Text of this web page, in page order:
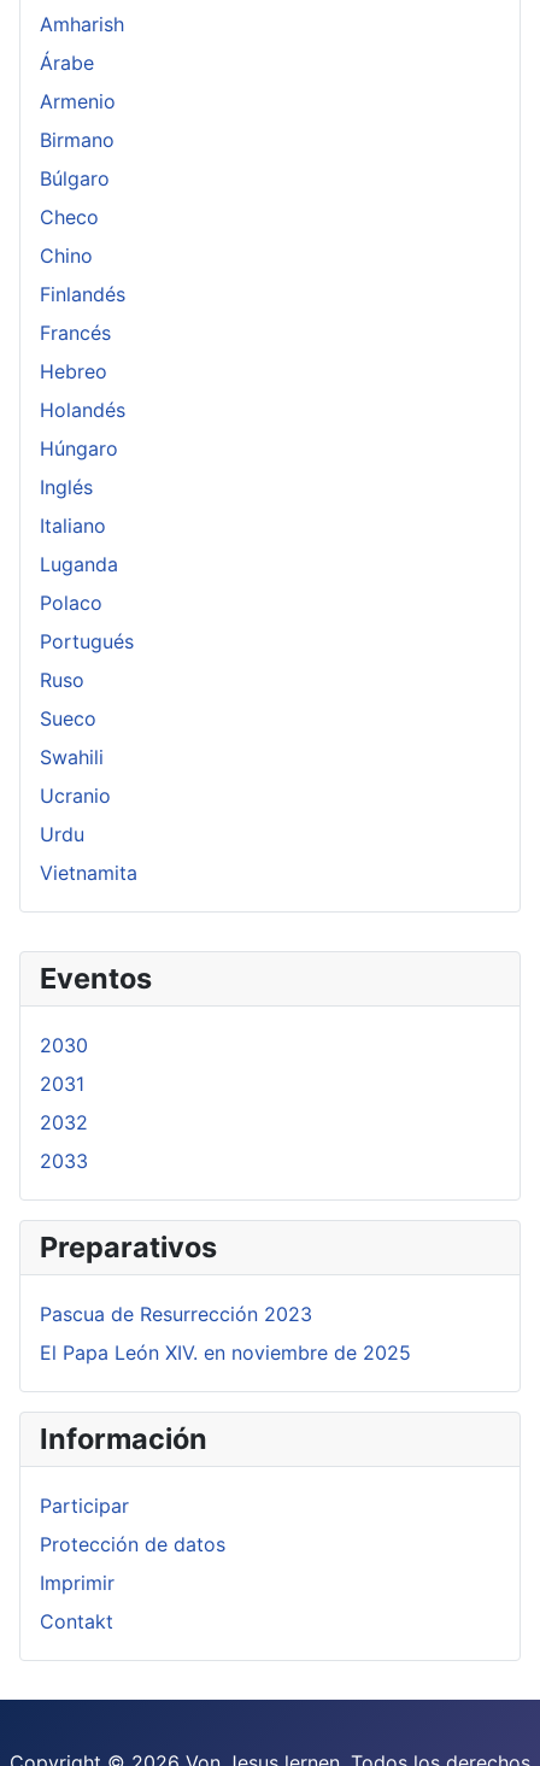
Eventos
2030
2031
2032
2033
Preparativos
Pascua de Resurrección 2023
El Papa León XIV. en noviembre de 2025
Información
Participar
Protección de datos
Imprimir
Contakt
Amharish
Árabe
Armenio
Birmano
Búlgaro
Checo
Chino
Finlandés
Francés
Hebreo
Holandés
Húngaro
Inglés
Italiano
Luganda
Polaco
Portugués
Ruso
Sueco
Swahili
Ucranio
Urdu
Vietnamita